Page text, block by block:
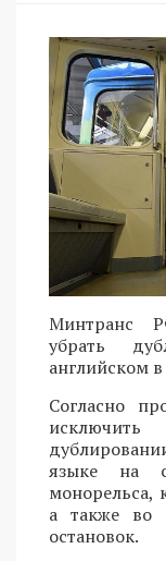
Минтранс
убрать
английском
Согласно
исключить
языке на
монорельса,
а также во
остановок.